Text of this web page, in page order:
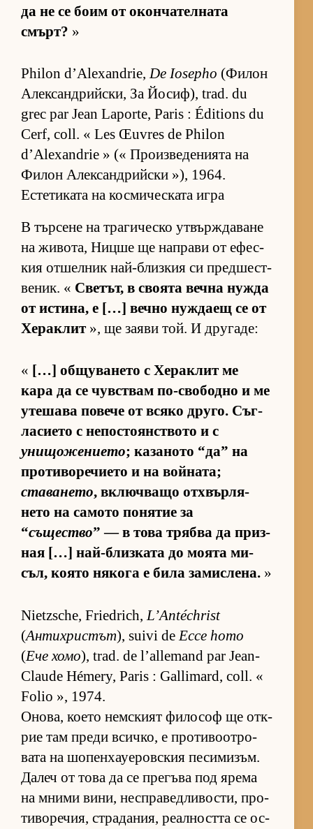
да не се боим от окон­ча­тел­ната
смърт? »
Philon d’Alexandrie,De Iosepho (Фи­лон
Алек­сан­д­рийс­ки, За Йо­сиф), trad. du
grec par Jean Laporte, Paris : Éditions du
Cerf, coll. « Les Œuvres de Philon
d’Alexandrie » (« Про­из­ве­де­ни­ята на
Фи­лон Алек­сан­д­рийски »), 1964.
Естетиката на космическата игра
В тър­сене на тра­ги­ческо ут­вър­ж­да­ване
на жи­во­та, Ницше ще нап­рави от ефес­
кия от­шел­ник най-близ­кия си пред­шес­т­
ве­ник. « Све­тът, в сво­ята вечна нужда
от ис­ти­на, е […] вечно нуж­даещ се от
Хе­рак­лит », ще за­яви той. И дру­га­де:
« […] об­щу­ва­нето с Хе­рак­лит ме
кара да се чув­с­т­вам по-сво­бодно и ме
уте­шава по­вече от всяко дру­го. Съг­
ла­си­ето с не­пос­то­ян­с­т­вото и с
унищожението; ка­за­ното “да” на
про­ти­во­ре­чи­ето и на вой­на­та;
ставането, включ­ващо от­х­вър­ля­
нето на са­мото по­ня­тие за
“същество” — в това трябва да приз­
ная […] най-близ­ката до мо­ята ми­
съл, ко­ято ня­кога е била за­мис­ле­на. »
Nietzsche, Friedrich,L’Antéchrist
(Антихристът), suivi deEcce homo
(Ече хомо), trad. de l’allemand par Jean-
Claude Hémery, Paris : Gallimard, coll. «
Folio », 1974.
Оно­ва, ко­ето нем­с­кият фи­ло­соф ще от­к­
рие там преди всич­ко, е про­ти­во­от­ро­
вата на шо­пен­ха­уе­ров­с­кия пе­си­ми­зъм.
Да­леч от това да се пре­гъва под ярема
на мними ви­ни, нес­п­ра­вед­ли­вос­ти, про­
ти­во­ре­чия, стра­да­ния, ре­ал­ността се ос­